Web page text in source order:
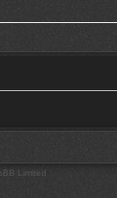
Limited